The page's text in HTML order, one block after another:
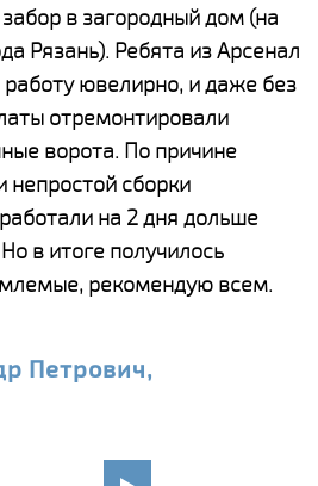
в загородный дом (на
Рязань). Ребята из Арсенал
ювелирно, и даже без
отремонтировали
ворота. По причине
сборки
на 2 дня дольше
в итоге получилось
рекомендую всем.
Петрович,